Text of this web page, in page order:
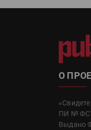
О
ПИ №
Выдано